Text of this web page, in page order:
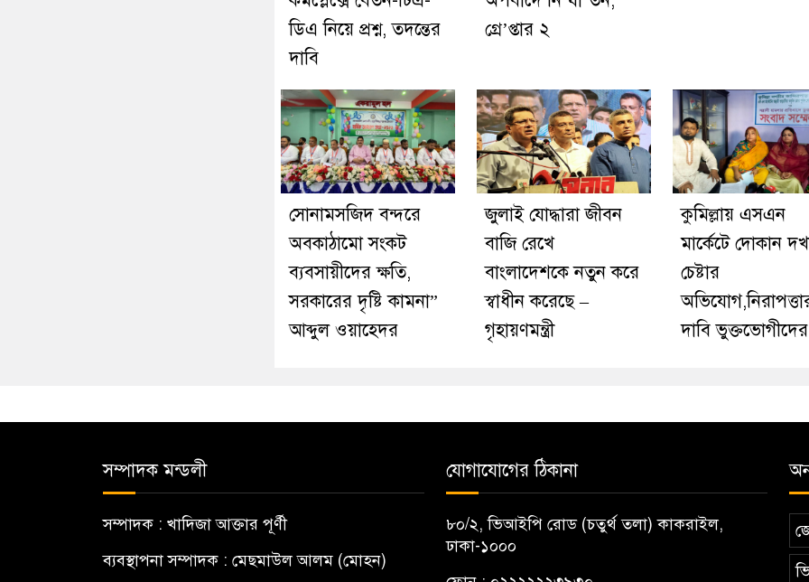
ডিএ নিয়ে প্রশ্ন, তদন্তের
দাবি
গ্রে’প্তার ২
সোনামসজিদ বন্দরে
অবকাঠামো সংকট
ব্যবসায়ীদের ক্ষতি,
সরকারের দৃষ্টি কামনা”
আব্দুল ওয়াহেদর
জুলাই যোদ্ধারা জীবন
বাজি রেখে
বাংলাদেশকে নতুন করে
স্বাধীন করেছে –
গৃহায়ণমন্ত্রী
কুমিল্লায় এসএন
মার্কেটে দোকান
চেষ্টার
দাবি ভুক্তভোগীদের
সম্পাদক মন্ডলী
সম্পাদক : খাদিজা আক্তার পূর্ণী
ব্যবস্থাপনা সম্পাদক : মেছমাউল আলম (মোহন)
যোগাযোগের ঠিকানা
৮০/২, ভিআইপি রোড (চতুর্থ তলা) কাকরাইল,
ঢাকা-১০০০